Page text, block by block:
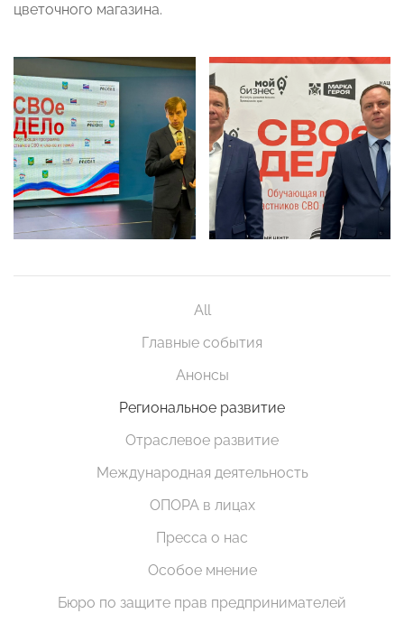
цветочного магазина.
All
Главные события
Анонсы
Региональное развитие
Отраслевое развитие
Международная деятельность
ОПОРА в лицах
Пресса о нас
Особое мнение
Бюро по защите прав предпринимателей